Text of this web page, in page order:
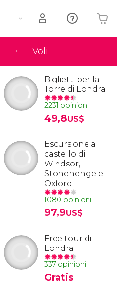
Voli
Il tuo carrello è vuoto
Biglietti per la
Torre di Londra
2231 opinioni
49,8US$
Escursione al
castello di
Windsor,
Stonehenge e
Oxford
1080 opinioni
97,9US$
Free tour di
Londra
337 opinioni
Gratis